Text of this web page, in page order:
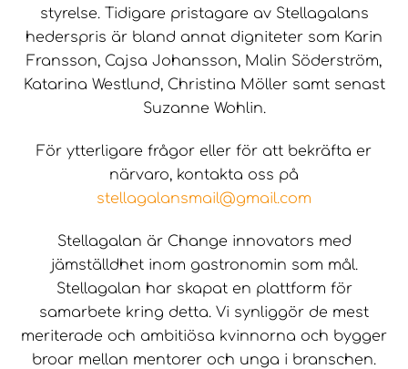
styrelse. Tidigare pristagare av Stellagalans
hederspris är bland annat digniteter som Karin
Fransson, Cajsa Johansson, Malin Söderström,
Katarina Westlund, Christina Möller samt senast
Suzanne Wohlin.
För ytterligare frågor eller för att bekräfta er
närvaro, kontakta oss på
stellagalansmail@gmail.com
Stellagalan är Change innovators med
jämställdhet inom gastronomin som mål.
Stellagalan har skapat en plattform för
samarbete kring detta. Vi synliggör de mest
meriterade och ambitiösa kvinnorna och bygger
broar mellan mentorer och unga i branschen.